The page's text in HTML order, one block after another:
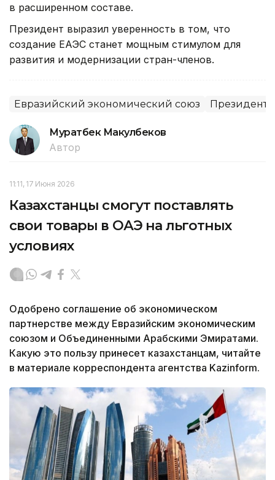
в расширенном составе.
Президент выразил уверенность в том, что
создание ЕАЭС станет мощным стимулом для
развития и модернизации стран-членов.
Евразийский экономический союз Президент
Муратбек Макулбеков
Автор
11:11, 17 Июня 2026
Казахстанцы смогут поставлять
свои товары в ОАЭ на льготных
условиях
Одобрено соглашение об экономическом
партнерстве между Евразийским экономическим
союзом и Объединенными Арабскими Эмиратами.
Какую это пользу принесет казахстанцам, читайте
в материале корреспондента агентства Kazinform.